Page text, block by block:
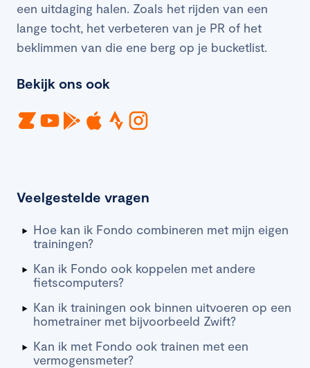
een uitdaging halen. Zoals het rijden van een
lange tocht, het verbeteren van je PR of het
beklimmen van die ene berg op je bucketlist.
Bekijk ons ook
Veelgestelde vragen
Hoe kan ik Fondo combineren met mijn eigen
trainingen?
Kan ik Fondo ook koppelen met andere
fietscomputers?
Kan ik trainingen ook binnen uitvoeren op een
hometrainer met bijvoorbeeld Zwift?
Kan ik met Fondo ook trainen met een
vermogensmeter?